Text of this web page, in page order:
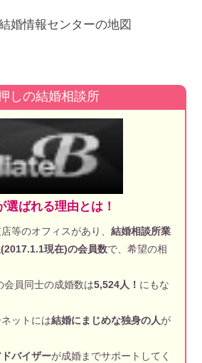
婚情報センターの地図
しの結婚相談所
ばれる理由とは！
等のオフィスがあり、 結婚相談所業
現在)の会員数で、希望の相
会員同士の成婚数は5,524人！ にもな
ットには結婚にまじめな独身の人が
バイザーが成婚までサポートしてく